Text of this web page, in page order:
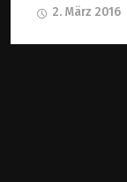
2. März 2016